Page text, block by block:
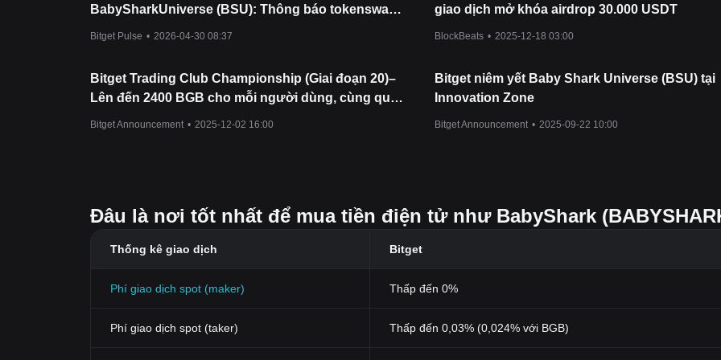
BabySharkUniverse (BSU): Thông báo tokenswap
Bitget Pulse • 2026-04-30 08:37
giao dịch mở khóa airdrop 30.000 USDT
BlockBeats • 2025-12-18 03:00
Bitget Trading Club Championship (Giai đoạn 20)–
Lên đến 2400 BGB cho mỗi người dùng, cùng quỹ
Bitget Announcement • 2025-12-02 16:00
Bitget niêm yết Baby Shark Universe (BSU) tại
Innovation Zone
Bitget Announcement • 2025-09-22 10:00
Đâu là nơi tốt nhất để mua tiền điện tử như BabyShark
Thống kê giao dịch Bitget
Phí giao dịch spot (maker) Thấp đến 0%
Phí giao dịch spot (taker) Thấp đến 0,03% (0,024% với BGB)